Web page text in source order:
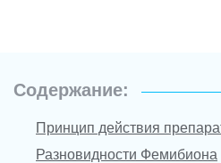
Содержание:
Принцип действия
Разновидности Фемибиона